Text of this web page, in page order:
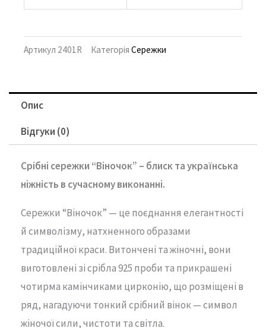
Артикул 2401R Категорія Сережки
Опис
Відгуки (0)
Срібні сережки “Віночок” – блисктаукраїнська
ніжність в сучасномувиконанні.
Сережки “Віночок” — це поєднання елегантності
й символізму, натхненногообразами
традиційноїкраси. Витончені тажіночні, вони
виготовлені зісрібла925 проби та прикрашені
чотирма камінчиками цирконію, що розміщені в
ряд, нагадуючи тонкий срібний вінок —символ
жіночоїсили,чистоти тасвітла.